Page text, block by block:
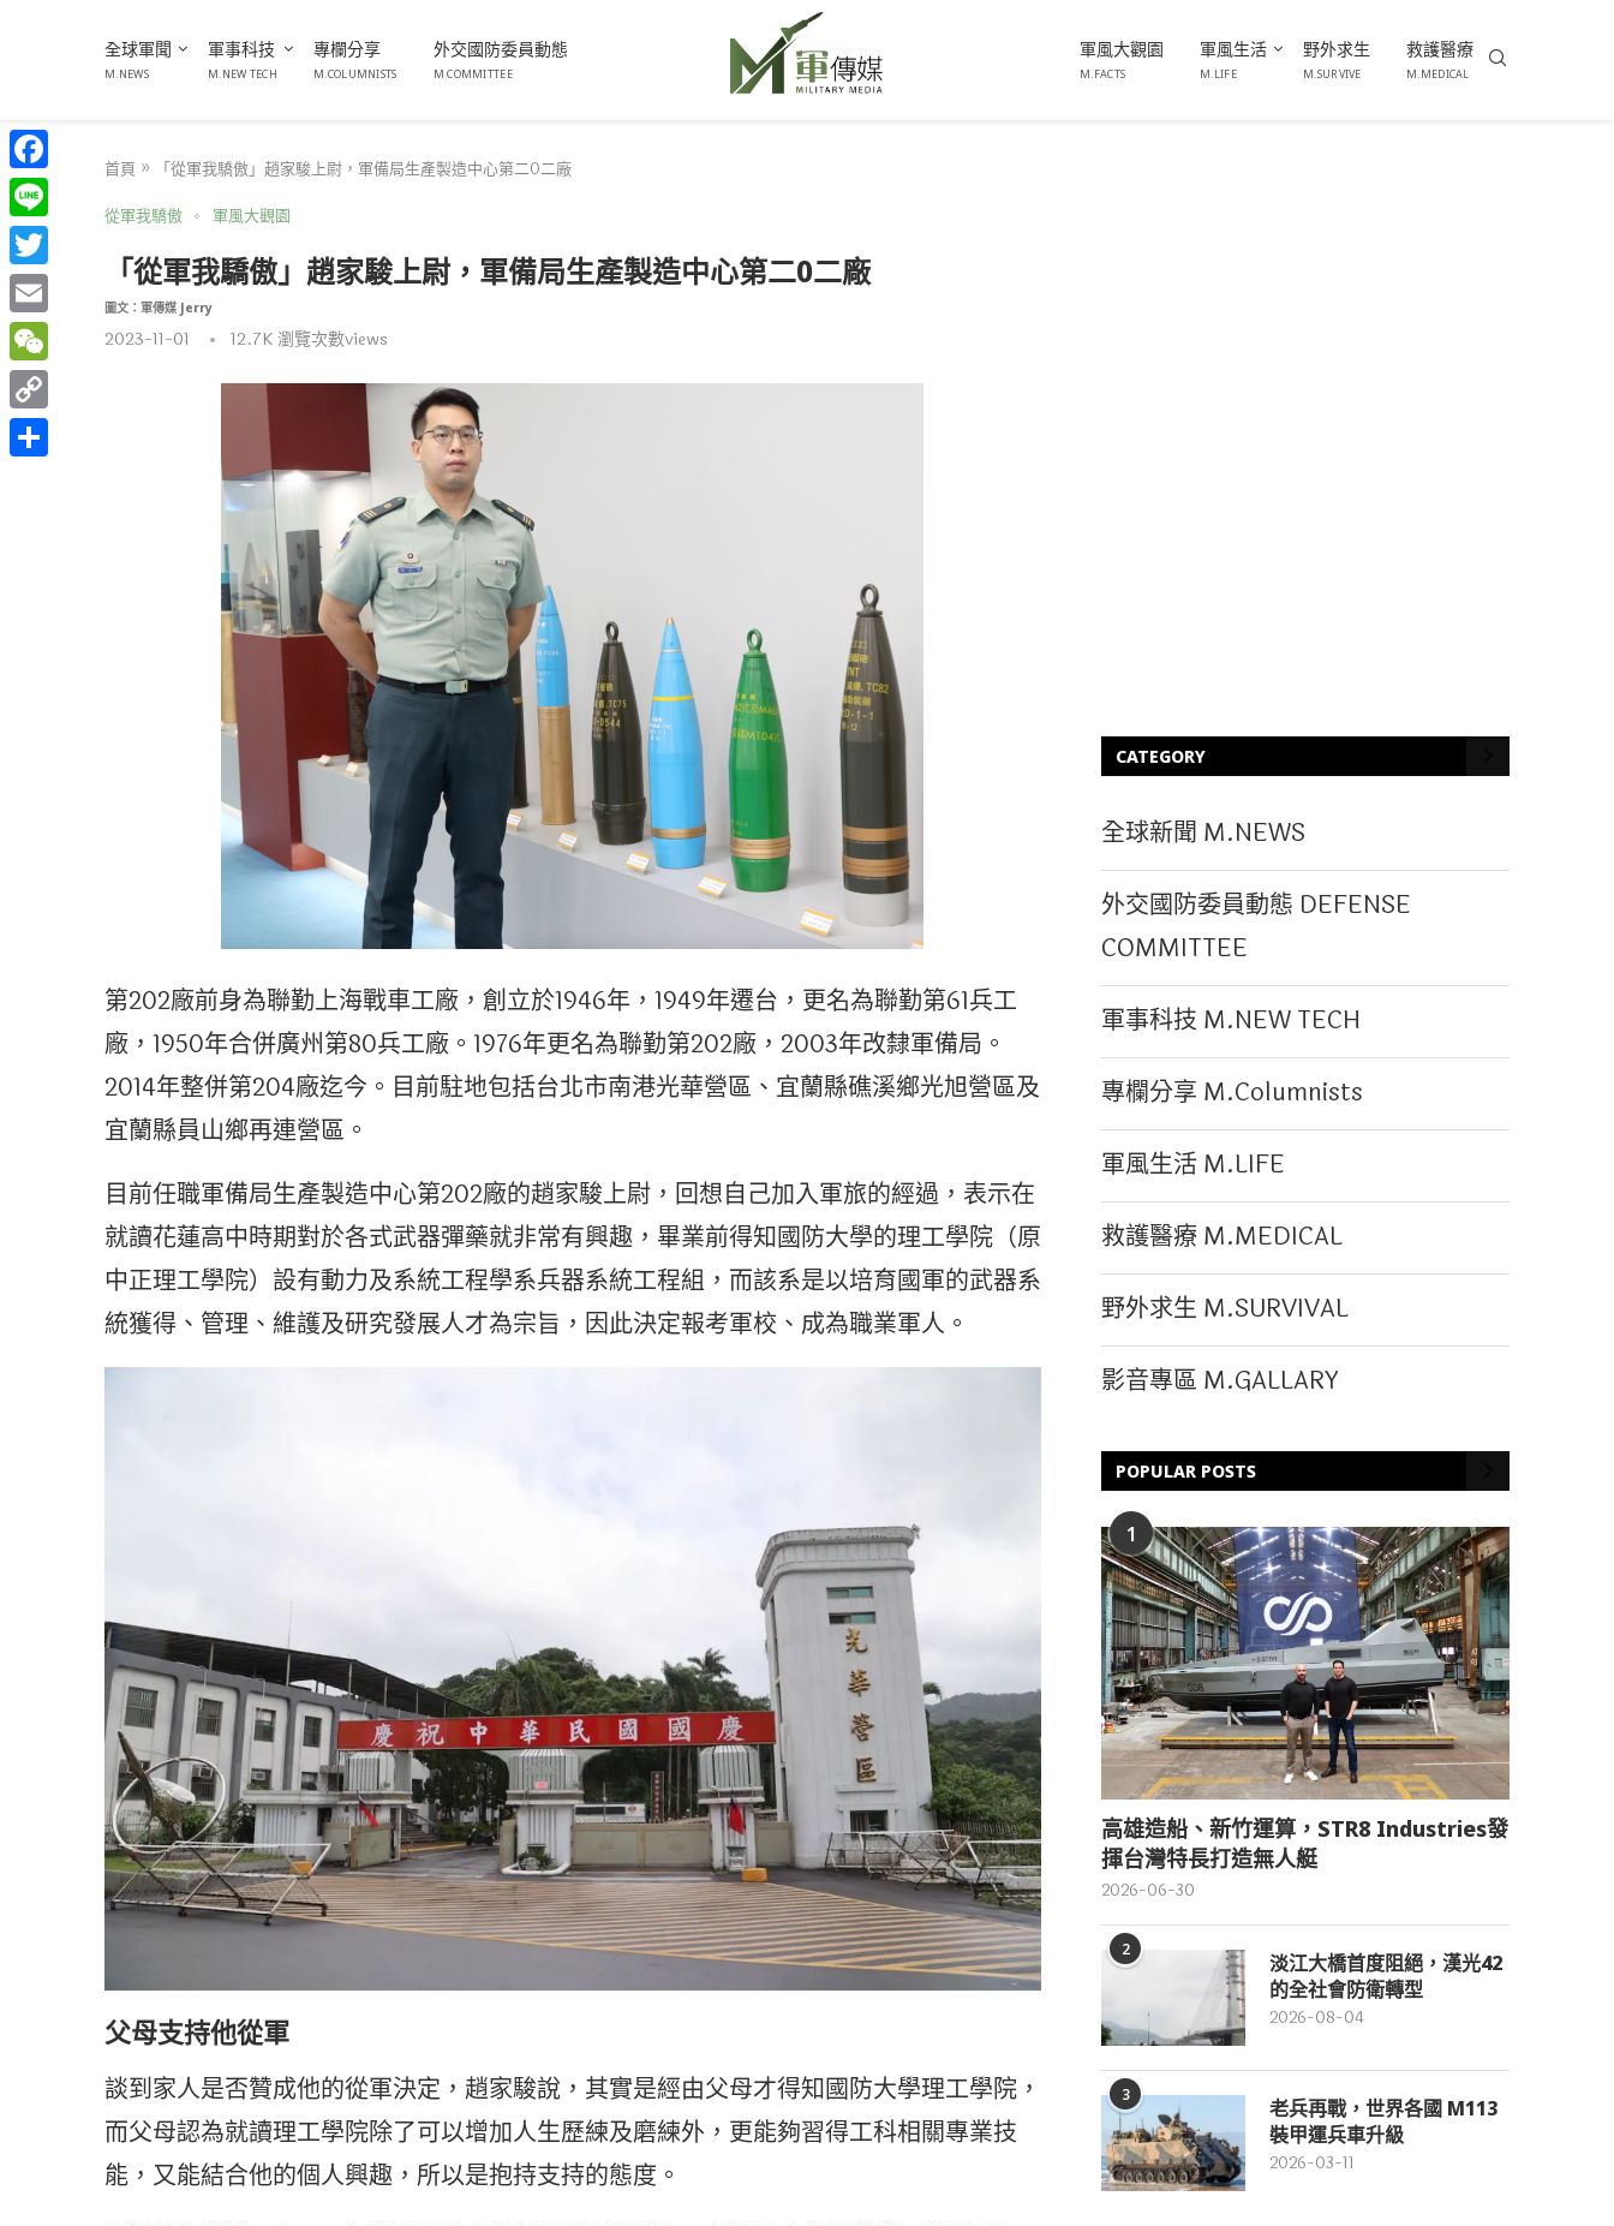
全球軍聞
M.NEWS
軍事科技
M.NEW TECH
專欄分享
M.COLUMNISTS
外交國防委員動態
M COMMITTEE
軍風大觀園
M.FACTS
軍風生活
M.LIFE
野外求生
M.SURVIVE
救護醫療
M.MEDICAL
首頁 »
「從軍我驕傲」趙家駿上尉，軍備局生產製造中心第二0二廠
從軍我驕傲
軍風大觀園
「從軍我驕傲」趙家駿上尉，軍備局生產製造中心第二0二廠
圖文：軍傳媒 Jerry
2023-11-01 12.7K瀏覽次數views
第202廠前身為聯勤上海戰車工廠，創立於1946年，1949年遷台，更名為聯勤第61兵工
廠，1950年合併廣州第80兵工廠。1976年更名為聯勤第202廠，2003年改隸軍備局。
2014年整併第204廠迄今。目前駐地包括台北市南港光華營區、宜蘭縣礁溪鄉光旭營區及
宜蘭縣員山鄉再連營區。
目前任職軍備局生產製造中心第202廠的趙家駿上尉，回想自己加入軍旅的經過，表示在
就讀花蓮高中時期對於各式武器彈藥就非常有興趣，畢業前得知國防大學的理工學院（原
中正理工學院）設有動力及系統工程學系兵器系統工程組，而該系是以培育國軍的武器系
統獲得、管理、維護及研究發展人才為宗旨，因此決定報考軍校、成為職業軍人。
父母支持他從軍
談到家人是否贊成他的從軍決定，趙家駿說，其實是經由父母才得知國防大學理工學院，
而父母認為就讀理工學院除了可以增加人生歷練及磨練外，更能夠習得工科相關專業技
能，又能結合他的個人興趣，所以是抱持支持的態度。
CATEGORY
全球新聞 M.NEWS
外交國防委員動態 DEFENSE
COMMITTEE
軍事科技 M.NEW TECH
專欄分享 M.Columnists
軍風生活 M.LIFE
救護醫療 M.MEDICAL
野外求生 M.SURVIVAL
影音專區 M.GALLARY
POPULAR POSTS
1
高雄造船、新竹運算，STR8 Industries發
揮台灣特長打造無人艇
2026-06-30
2
淡江大橋首度阻絕，漢光42
的全社會防衛轉型
2026-08-04
3
老兵再戰，世界各國 M113
裝甲運兵車升級
2026-03-11
Facebook
Line
Twitter
Email
WeChat
Copy
Link